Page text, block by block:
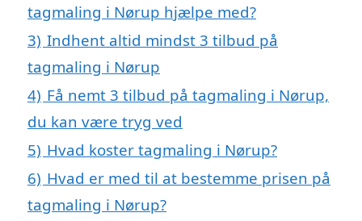
tagmaling i Nørup hjælpe med?
3) Indhent altid mindst 3 tilbud på
tagmaling i Nørup
4) Få nemt 3 tilbud på tagmaling i Nørup,
du kan være tryg ved
5) Hvad koster tagmaling i Nørup?
6) Hvad er med til at bestemme prisen på
tagmaling i Nørup?